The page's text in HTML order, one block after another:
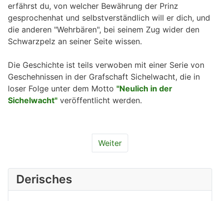
Derisches
erfährst du, von welcher Bewährung der Prinz
gesprochenhat und selbstverständlich will er dich, und
die anderen "Wehrbären", bei seinem Zug wider den
Schwarzpelz an seiner Seite wissen.
Die Geschichte ist teils verwoben mit einer Serie von
Geschehnissen in der Grafschaft Sichelwacht, die in
loser Folge unter dem Motto "Neulich in der
Sichelwacht" veröffentlicht werden.
Weiter